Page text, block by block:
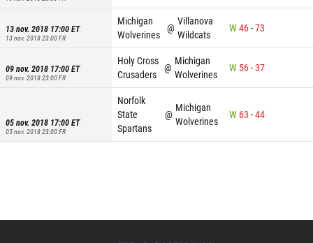
13 nov. 2018 17:00ET
13 nov. 2018 23:00FR
Michigan
Wolverines
@
Villanova
Wildcats
W46-73
09 nov. 2018 17:00ET
09 nov. 2018 23:00FR
Holy Cross
Crusaders
@
Michigan
Wolverines
W 56-37
05 nov. 2018 17:00ET
05 nov. 2018 23:00FR
Norfolk
State
Spartans
@
Michigan
Wolverines
W 63 -44